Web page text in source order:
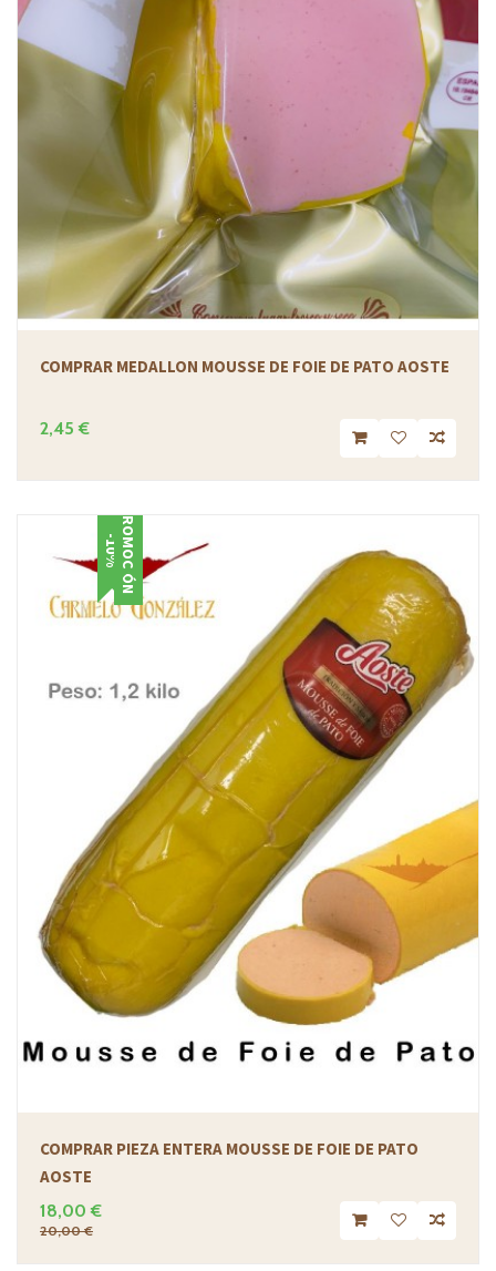
COMPRAR MEDALLON MOUSSE DE FOIE DE PATO AOSTE
2,45 €
PROMOCIÓN
-10%
COMPRAR PIEZA ENTERA MOUSSE DE FOIE DE PATO
AOSTE
18,00 €
20,00 €